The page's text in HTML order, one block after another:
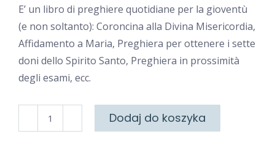
E’ un libro di preghiere quotidiane per la gioventù
(e non soltanto): Coroncina alla Divina Misericordia,
Affidamento a Maria, Preghiera per ottenere i sette
doni dello Spirito Santo, Preghiera in prossimità
degli esami, ecc.
Preghiere
Dodaj do koszyka